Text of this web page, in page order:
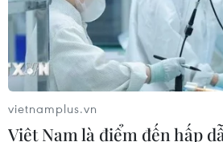
vietnamplus.vn
Việt Nam là điểm đến hấp